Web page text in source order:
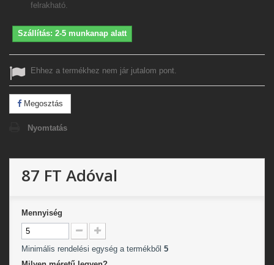
felrakható.
Szállítás: 2-5 munkanap alatt
Ehhez a termékhez nem jár jutalom pont.
Megosztás
Nyomtatás
87 FT Adóval
Mennyiség
Minimális rendelési egység a termékből 5